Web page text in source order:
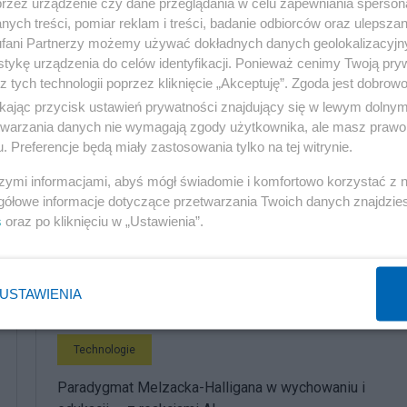
po kontakcie z materia ziemska i podgrzaniu
oscylacji i remituje teraz padające na nią
na to że barwa materii nie jest czymś stałym i
stosunku do Tła Grawitacyjnego.
Technologie
Paradygmat Melzacka-Halligana w wychowaniu i
treści, pomiar reklam i treści, badanie odbiorców oraz
Partnerzy możemy używać dokładnych danych
urządzenia do celów identyfikacji. Ponieważ cenimy Twoją
tych technologii poprzez kliknięcie „Akceptuję”. Zgoda jest
przycisk ustawień prywatności znajdujący się w lewym
danych nie wymagają zgody użytkownika, ale masz
Preferencje będą miały zastosowania tylko na tej witrynie.
informacjami, abyś mógł świadomie i komfortowo korzystać z
informacje dotyczące przetwarzania Twoich danych
oraz po kliknięciu w „Ustawienia”.
USTAWIENIA